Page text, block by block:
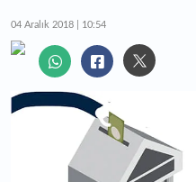
04 Aralık 2018 | 10:54